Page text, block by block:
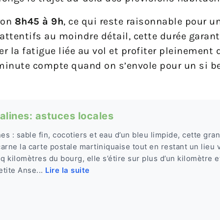
8h45 à 9h, ce qui reste raisonnable pour
au moindre détail, cette durée
la fatigue liée au vol et profiter pleinement
compte quand on s’envole pour un si
astuces locales
: sable fin, cocotiers et eau d’un bleu limpide, cette
la carte postale martiniquaise tout en restant un lieu
kilomètres du bourg, elle s’étire sur plus d’un kilomètre
Anse... Lire la suite